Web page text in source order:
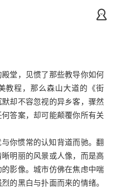
堂，见惯了那些教导你如何
教程，那么森山大道的《街
却不容忽视的异乡客，骤然
答案，却可能颠覆你所有关
惯常的认知背道而驰。翻
明丽的风景或人像，而是高
影像。城市仿佛在焦虑中喘
的黑白与扑面而来的情绪。